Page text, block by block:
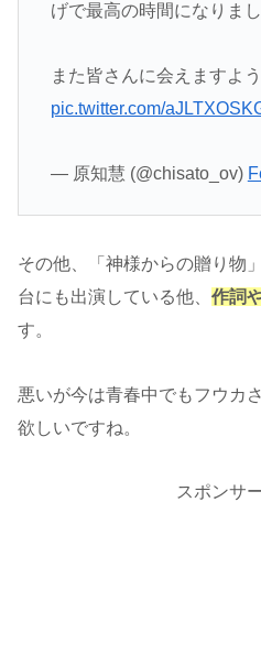
げで最高の時間になりまし
また皆さんに会えますよ
pic.twitter.com/
— 原知慧 (@chisato_ov)
その他、「神様からの贈り物
台にも出演している他、 作詞
す。
悪いが今は青春中でもフウカ
欲しいですね。
スポンサ